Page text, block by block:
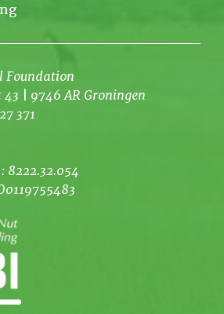
Foundation
| 9746 AR Groningen
371
8222.32.054